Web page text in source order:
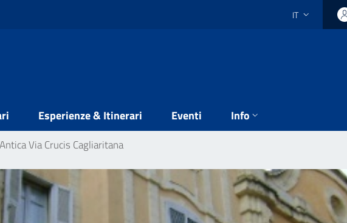
IT
Esperienze & Itinerari Eventi Info
Via Crucis Cagliaritana